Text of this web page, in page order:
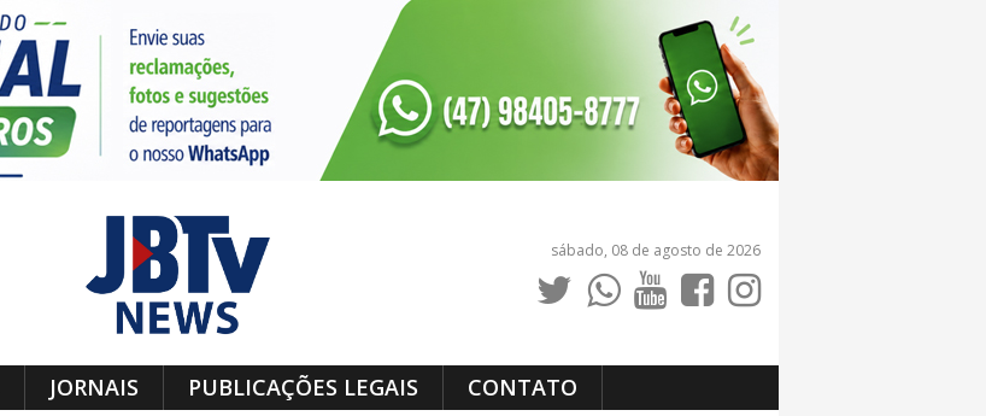
sábado, 08 de agosto de 2026
JORNAIS PUBLICAÇÕES LEGAIS CONTATO